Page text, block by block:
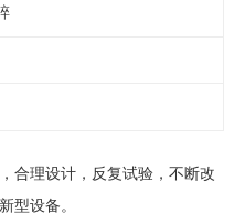
合理设计，反复试验，不断改
型设备。